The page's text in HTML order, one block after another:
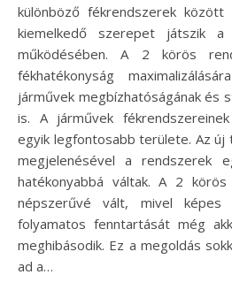
különböző fékrendszerek
kiemelkedő szerepet játszik a
működésében. A 2 körös
fékhatékonyság
járművek megbízhatóságának és
is. A járművek
egyik legfontosabb területe. Az új
megjelenésével a rendszerek
hatékonyabbá váltak. A 2 körös
népszerűvé vált, mivel képes
folyamatos fenntartását még
meghibásodik. Ez a megoldás
ad a…